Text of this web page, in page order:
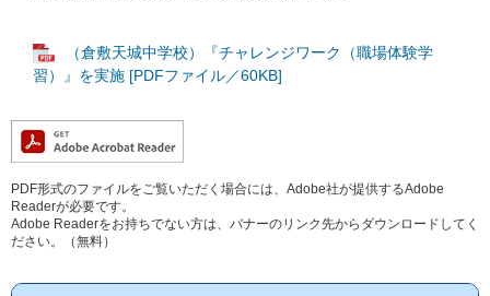
（倉敷天城中学校）『チャレンジワーク（職場体験学
習）』を実施 [PDFファイル／60KB]
PDF形式のファイルをご覧いただく場合には、Adobe社が提供するAdobe
Readerが必要です。
Adobe Readerをお持ちでない方は、バナーのリンク先からダウンロードしてく
ださい。（無料）